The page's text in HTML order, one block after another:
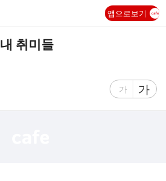
앱으로보기
내 취미들
글
가
글
자
가